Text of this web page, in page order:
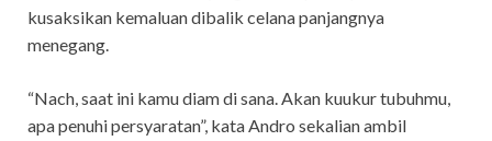
kusaksikan kemaluan dibalik celana panjangnya
menegang.
“Nach, saat ini kamu diam di sana. Akan kuukur tubuhmu,
apa penuhi persyaratan”, kata Andro sekalian ambil